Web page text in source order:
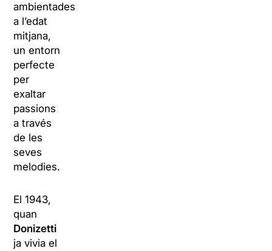
ambientades
a l’edat
mitjana,
un entorn
perfecte
per
exaltar
passions
a través
de les
seves
melodies.
El 1943,
quan
Donizetti
ja vivia el